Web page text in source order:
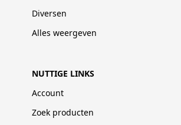
Diversen
Alles weergeven
NUTTIGE LINKS
Account
Zoek producten